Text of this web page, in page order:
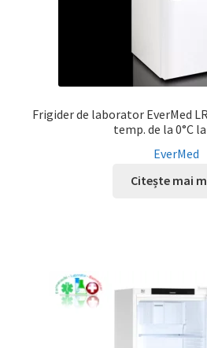
Frigider de laborator EverMed
temp. de la 0°C
EverMed
Citește mai